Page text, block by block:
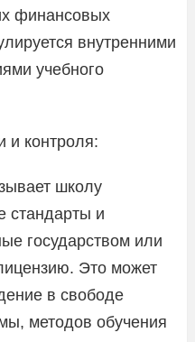
финансовых
внутренними
учебного
и контроля:
школу
стандарты и
государством или
Это может
в свободе
методов обучения